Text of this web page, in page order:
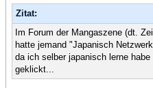
Zitat:
Im Forum der Mangaszene (dt.
hatte jemand "Japanisch
da ich selber japanisch lerne
geklickt...